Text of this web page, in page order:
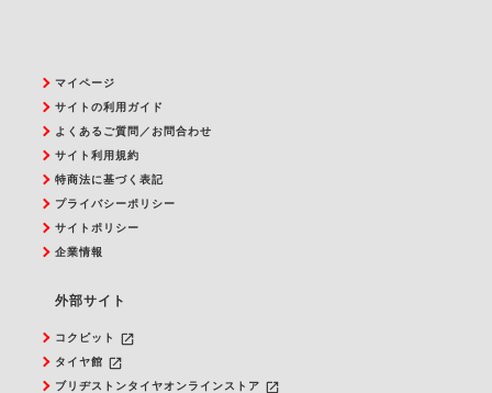
マイページ
サイトの利用ガイド
よくあるご質問／お問合わせ
サイト利用規約
特商法に基づく表記
プライバシーポリシー
サイトポリシー
企業情報
外部サイト
コクピット launch
タイヤ館 launch
ブリヂストンタイヤオンラインストア launch